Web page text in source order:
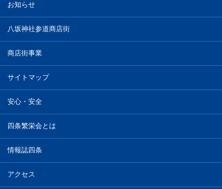
お知らせ
八坂神社参道商店街
商店街事業
サイトマップ
安心・安全
四条繁栄会とは
情報誌四条
アクセス